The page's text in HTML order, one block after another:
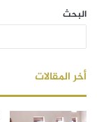
البحث
أخر المقالات